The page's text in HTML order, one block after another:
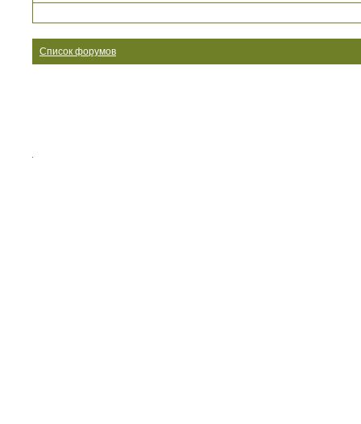
Список форумов